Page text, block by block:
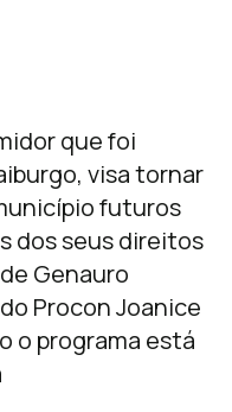
que foi
visa tornar
futuros
dos seus direitos
Genauro
Procon Joanice
o programa está